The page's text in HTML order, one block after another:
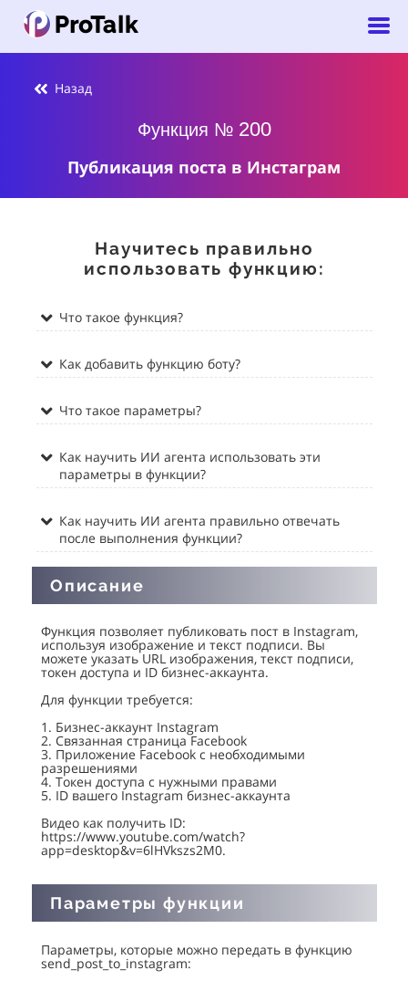
Назад
Функция №200
Публикация поста в Инстаграм
Научитесь правильно
использовать функцию:
Что такое функция?
Как добавить функцию боту?
Что такое параметры?
Как научить ИИ агента использовать эти
параметры в функции?
Как научить ИИ агента правильно отвечать
после выполнения функции?
Описание
Функция позволяет публиковать пост в Instagram,
используя изображение и текст подписи. Вы
можете указать URL изображения, текст подписи,
токен доступа и ID бизнес-аккаунта.
Для функции требуется:
1. Бизнес-аккаунт Instagram
2. Связанная страница Facebook
3. Приложение Facebook с необходимыми
разрешениями
4. Токен доступа с нужными правами
5. ID вашего Instagram бизнес-аккаунта
Видео как получить ID:
https://www.youtube.com/watch?
app=desktop&v=6lHVkszs2M0.
Параметры функции
Параметры, которые можно передать в функцию
send_post_to_instagram: